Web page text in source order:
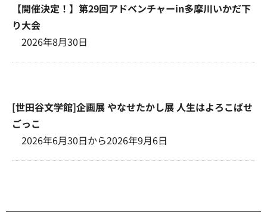
【開催決定！】第29回アドベンチャーin多摩川いかだ下
り大会
2026年8月30日
[世田谷文学館]企画展 やなせたかし展 人生はよろこばせ
ごっこ
2026年6月30日から2026年9月6日